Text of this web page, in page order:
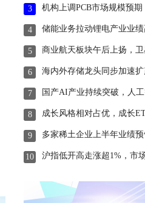
3 机构上调PCB市场规模预期
4 储能业务拉动锂电产业业
5 商业航天板块午后上扬，
6 海内外存储龙头同步加速
7 国产AI产业持续突破，人
8 成长风格相对占优，成长
9 多家稀土企业上半年业绩
10 沪指低开高走涨超1%，市